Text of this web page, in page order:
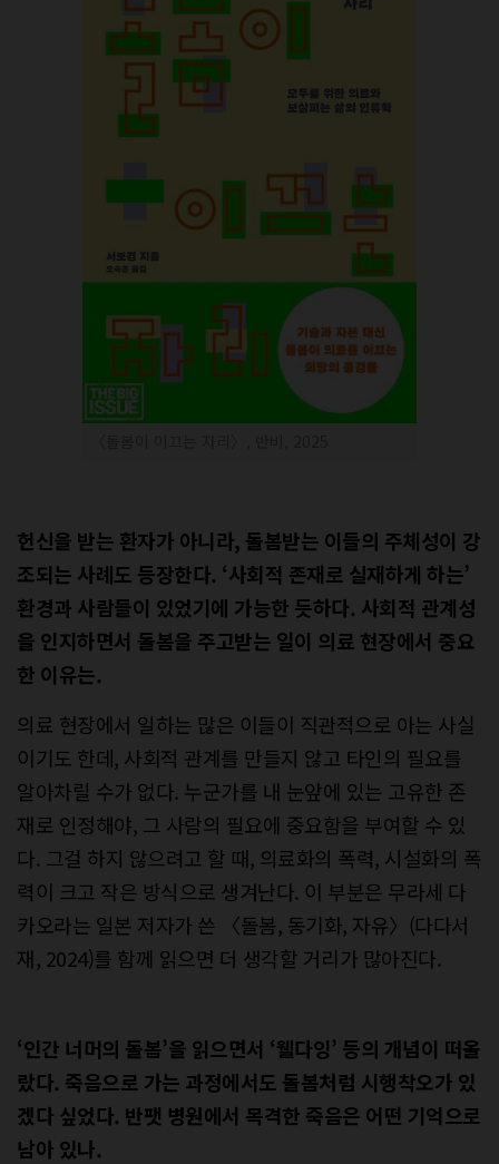
헌신을 받는 환자가 아니라, 돌봄받는 이들의 주체성이 강
조되는 사례도 등장한다. ‘사회적 존재로 실재하게 하는’
환경과 사람들이 있었기에 가능한 듯하다. 사회적 관계성
을 인지하면서 돌봄을 주고받는 일이 의료 현장에서 중요
한 이유는.
의료 현장에서 일하는 많은 이들이 직관적으로 아는 사실
이기도 한데, 사회적 관계를 만들지 않고 타인의 필요를
알아차릴 수가 없다. 누군가를 내 눈앞에 있는 고유한 존
재로 인정해야, 그 사람의 필요에 중요함을 부여할 수 있
다. 그걸 하지 않으려고 할 때, 의료화의 폭력, 시설화의 폭
력이 크고 작은 방식으로 생겨난다. 이 부분은 무라세 다
카오라는 일본 저자가 쓴 〈돌봄, 동기화, 자유〉(다다서
재, 2024)를 함께 읽으면 더 생각할 거리가 많아진다.
‘인간 너머의 돌봄’을 읽으면서 ‘웰다잉’ 등의 개념이 떠올
랐다. 죽음으로 가는 과정에서도 돌봄처럼 시행착오가 있
겠다 싶었다. 반팻 병원에서 목격한 죽음은 어떤 기억으로
남아 있나.